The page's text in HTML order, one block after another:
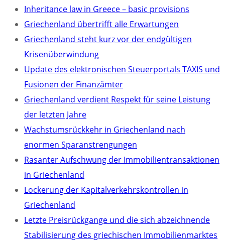
Inheritance law in Greece – basic provisions
Griechenland übertrifft alle Erwartungen
Griechenland steht kurz vor der endgültigen
Krisenüberwindung
Update des elektronischen Steuerportals TAXIS und
Fusionen der Finanzämter
Griechenland verdient Respekt für seine Leistung
der letzten Jahre
Wachstumsrückkehr in Griechenland nach
enormen Sparanstrengungen
Rasanter Aufschwung der Immobilientransaktionen
in Griechenland
Lockerung der Kapitalverkehrskontrollen in
Griechenland
Letzte Preisrückgange und die sich abzeichnende
Stabilisierung des griechischen Immobilienmarktes